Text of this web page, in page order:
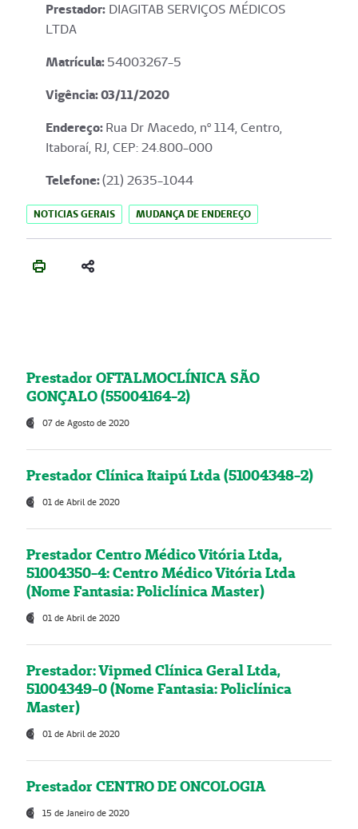
Prestador: DIAGITAB SERVIÇOS MÉDICOS
LTDA
Matrícula:54003267-5
Vigência: 03/11/2020
Endereço:Rua Dr Macedo, nº 114, Centro,
Itaboraí, RJ, CEP: 24.800-000
Telefone:(21) 2635-1044
NOTICIAS GERAIS MUDANÇA DE ENDEREÇO
Prestador OFTALMOCLÍNICA SÃO
GONÇALO (55004164-2)
07 de Agosto de 2020
Prestador Clínica Itaipú Ltda (51004348-2)
01 de Abril de 2020
Prestador Centro Médico Vitória Ltda,
51004350-4: Centro Médico Vitória Ltda
(Nome Fantasia: Policlínica Master)
01 de Abril de 2020
Prestador: Vipmed Clínica Geral Ltda,
51004349-0 (Nome Fantasia: Policlínica
Master)
01 de Abril de 2020
Prestador CENTRO DE ONCOLOGIA
15 de Janeiro de 2020